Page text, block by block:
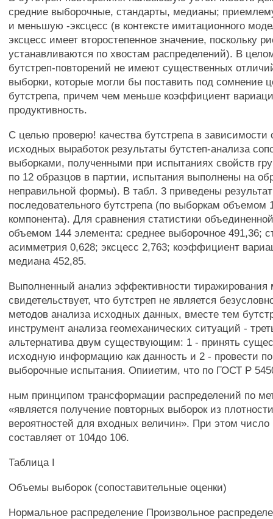
средние выборочные, стандарты, медианы;
и меньшую -эксцесс (в контексте имитационного
эксцесс имеет второстепенное значение, поскольку
устанавливаются по хвостам распределений). В
бутстреп-повторений не имеют существенных
выборки, которые могли бы поставить под сомнение
бутстрепа, причем чем меньше коэффициент
продуктивность.
С целью проверю! качества бутстрепа в зависимости
исходных выработок результаты бутстеп-анализа
выборками, полученными при испытаниях свойств
по 12 образцов в партии, испытания выполнены на
неправильной формы). В табл. 3 приведены
последовательного бутстрепа (по выборкам объемом
компонента). Для сравнения статистики
объемом 144 элемента: среднее выборочное 491,36;
асимметрия 0,628; эксцесс 2,763; коэффициент
медиана 452,85.
Выполненный анализ эффективности тиражирования
свидетельствует, что бутстреп не является
методов анализа исходных данных, вместе тем
инструмент анализа геомеханических ситуаций -
альтернатива двум существующим: 1 - принять
исходную информацию как данность и 2 - провести
выборочные испытания. Опииетим, что по ГОСТ Р
ным принципом трансформации распределений по
«является получение повторных выборок из
вероятностей для входных величин». При этом число
составляет от 104до 106.
Таблица I
Объемы выборок (сопоставительные оценки)
Нормальное распределение Произвольное